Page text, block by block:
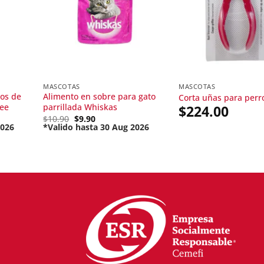
de
MASCOTAS
Alimento en sobre para gato
parrillada Whiskas
$10.90 Original
price
$9.90
*Valido hasta 30 Aug 2026
MASCOTAS
Corta uñas para
$224.00